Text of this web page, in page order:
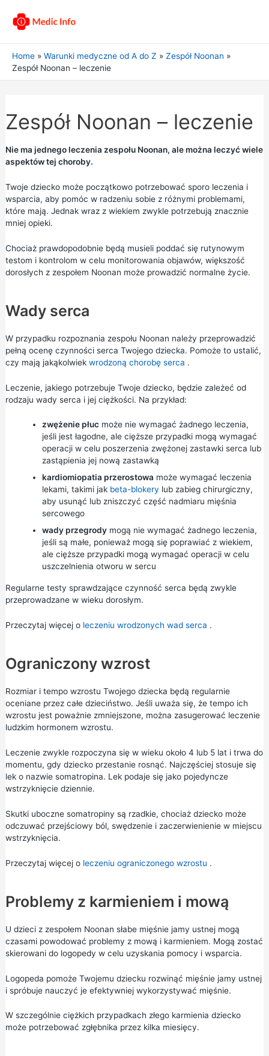
Home Warunki medyczne od A do Z
Zespół Noonan
Zespół Noonan – leczenie
Zespół Noonan – leczenie
Nie ma jednego leczenia zespołu Noonan, ale można leczyć wiele
aspektów tej choroby.
Twoje dziecko może początkowo potrzebować sporo leczenia i
wsparcia, aby pomóc w radzeniu sobie z różnymi problemami,
które mają. Jednak wraz z wiekiem zwykle potrzebują znacznie
mniej opieki.
Chociaż prawdopodobnie będą musieli poddać się rutynowym
testom i kontrolom w celu monitorowania objawów, większość
dorosłych z zespołem Noonan może prowadzić normalne życie.
Wady serca
W przypadku rozpoznania zespołu Noonan należy przeprowadzić
pełną ocenę czynności serca Twojego dziecka. Pomoże to ustalić,
czy mają jakąkolwiek wrodzoną chorobę serca .
Leczenie, jakiego potrzebuje Twoje dziecko, będzie zależeć od
rodzaju wady serca i jej ciężkości. Na przykład:
zwężenie płucmoże nie wymagać żadnego leczenia,
jeśli jest łagodne, ale cięższe przypadki mogą wymagać
operacji w celu poszerzenia zwężonej zastawki serca lub
zastąpienia jej nową zastawką
kardiomiopatia przerostowa może wymagać leczenia
lekami, takimi jak beta-blokery lub zabieg chirurgiczny,
aby usunąć lub zniszczyć część nadmiaru mięśnia
sercowego
wady przegrodymogą nie wymagać żadnego leczenia,
jeśli są małe, ponieważ mogą się poprawiać z wiekiem,
ale cięższe przypadki mogą wymagać operacji w celu
uszczelnienia otworu w sercu
Regularne testy sprawdzające czynność serca będą zwykle
przeprowadzane w wieku dorosłym.
Przeczytaj więcej o leczeniu wrodzonych wad serca .
Ograniczony wzrost
Rozmiar i tempo wzrostu Twojego dziecka będą regularnie
oceniane przez całe dzieciństwo. Jeśli uważa się, że tempo ich
wzrostu jest poważnie zmniejszone, można zasugerować leczenie
ludzkim hormonem wzrostu.
Leczenie zwykle rozpoczyna się w wieku około 4 lub 5 lat i trwa do
momentu, gdy dziecko przestanie rosnąć. Najczęściej stosuje się
lek o nazwie somatropina. Lek podaje się jako pojedyncze
wstrzyknięcie dziennie.
Skutki uboczne somatropiny są rzadkie, chociaż dziecko może
odczuwać przejściowy ból, swędzenie i zaczerwienienie w miejscu
wstrzyknięcia.
Przeczytaj więcej o leczeniu ograniczonego wzrostu .
Problemy z karmieniem i mową
U dzieci z zespołem Noonan słabe mięśnie jamy ustnej mogą
czasami powodować problemy z mową i karmieniem. Mogą zostać
skierowani do logopedy w celu uzyskania pomocy i wsparcia.
Logopeda pomoże Twojemu dziecku rozwinąć mięśnie jamy ustnej
i spróbuje nauczyć je efektywniej wykorzystywać mięśnie.
W szczególnie ciężkich przypadkach złego karmienia dziecko
może potrzebować zgłębnika przez kilka miesięcy.